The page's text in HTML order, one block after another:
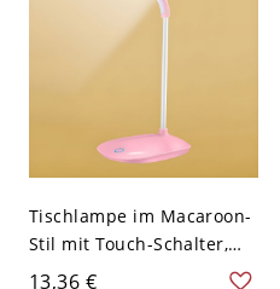
Tischlampe im Macaroon-
Stil mit Touch-Schalter,
USB-Ladung, Einfachheit,
13,36 €